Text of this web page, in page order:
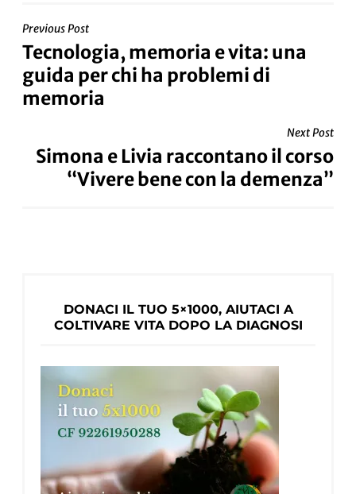
Previous Post
Tecnologia, memoria e vita: una
guida per chi ha problemi di
memoria
Next Post
Simona e Livia raccontano il corso
“Vivere bene con la demenza”
DONACI IL TUO 5×1000, AIUTACI A
COLTIVARE VITA DOPO LA DIAGNOSI